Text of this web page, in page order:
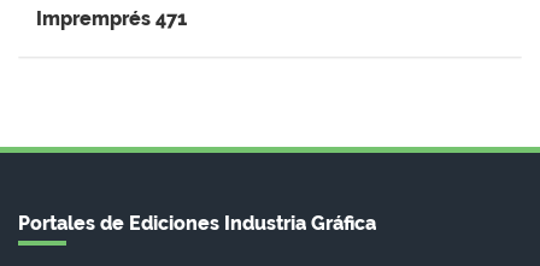
Impremprés 471
Portales de Ediciones Industria Gráfica